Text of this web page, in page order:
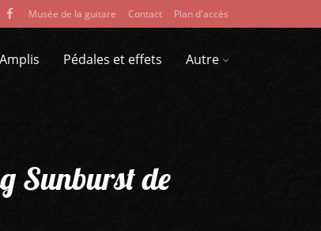
Musée de la guitare Contact Plan d'accès
Amplis Pédales et effets Autre
Sunburst de